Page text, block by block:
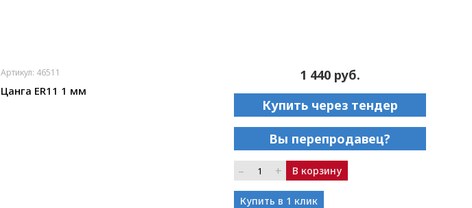
Артикул: 46511
Цанга ER11 1 мм
1 440 руб.
Купить через тендер
Вы перепродавец?
– + В корзину
Купить в 1 клик